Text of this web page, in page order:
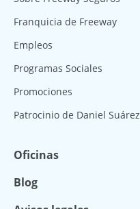
Franquicia de Freeway
Empleos
Programas Sociales
Promociones
Patrocinio de Daniel Suárez
Oficinas
Blog